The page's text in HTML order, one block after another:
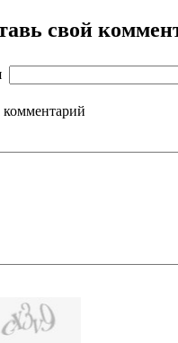
свой